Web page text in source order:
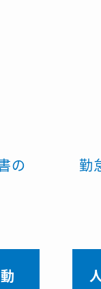
の
勤